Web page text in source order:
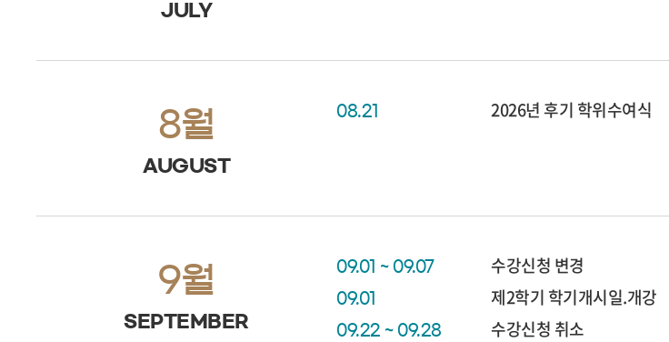
JULY
8월
AUGUST
08.21 2026년 후기 학위수여식
9월
SEPTEMBER
09.01 ~ 09.07 수강신청 변경
09.01 제2학기 학기개시일.개강
09.22 ~ 09.28 수강신청 취소